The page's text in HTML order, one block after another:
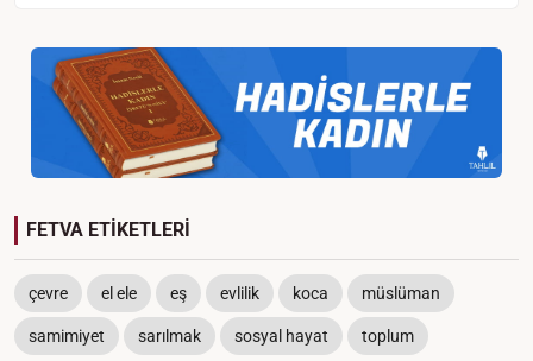
FETVA ETİKETLERİ
çevre el ele eş evlilik koca müslüman
samimiyet sarılmak sosyal hayat toplum